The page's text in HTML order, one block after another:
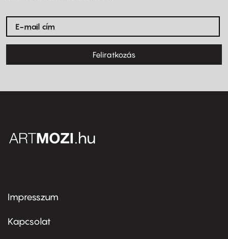
Feliratkozás
Footer
first
Impresszum
Kapcsolat